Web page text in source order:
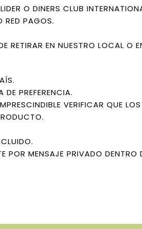
O DINERS CLUB
RED PAGOS.
RETIRAR EN NUESTRO LOCAL O
PREFERENCIA.
VERIFICAR QUE
POR MENSAJE PRIVADO DENTRO